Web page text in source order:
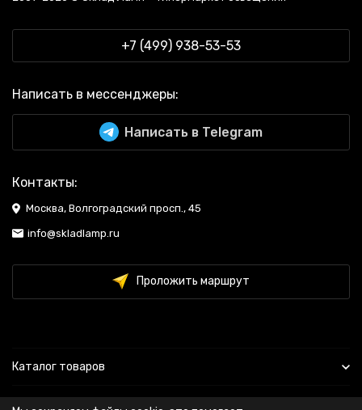
+7 (499) 938-53-53
Написать в мессенджеры:
Написать в Telegram
Контакты:
Москва, Волгоградский просп., 45
info@skladlamp.ru
Проложить маршрут
Каталог товаров
Информация